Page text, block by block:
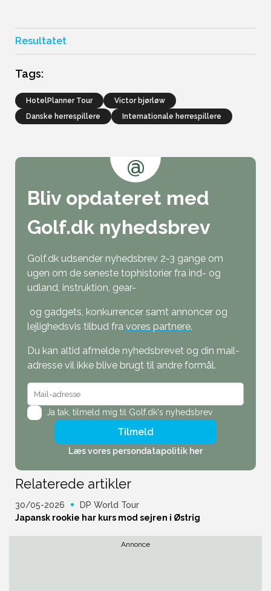
Resultatet
Tags:
HotelPlanner Tour
victor bjørløw
Danske herrespillere
Internationale herrespillere
@
Bliv opdateret med
Golf.dk nyhedsbrev
Golf.dk udsender nyhedsbrev 2-3 gange om
ugen om de seneste tophistorier fra ind- og
udland, instruktion, gear-
og gadgets, konkurrencer samt annoncer og
lejlighedsvis tilbud fra vores partnere.
Du kan altid afmelde nyhedsbrevet og din mail-
adresse vil ikke blive brugt til andre formål.
Ja tak, tilmeld mig til Golf.dk's nyhedsbrev
Tilmeld
Læs vores persondatapolitik her
Relaterede artikler
30/05-2026
DP World Tour
Japansk rookie har kurs mod sejren i Østrig
Annonce